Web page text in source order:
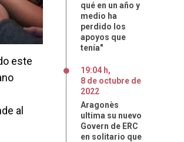
este
al
qué en un año y
medio ha
perdido los
apoyos que
tenía"
19:04 h,
8 de octubre de
2022
Aragonès
ultima su nuevo
Govern de ERC
en solitario que